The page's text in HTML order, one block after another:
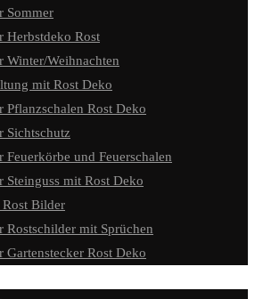
Sommer
Herbstdeko Rost
Winter/Weihnachten
mit Rost Deko
Pflanzschalen Rost Deko
Sichtschutz
Feuerkörbe und Feuerschalen
Steinguss mit Rost Deko
Bilder
Rostschilder mit Sprüchen
Gartenstecker Rost Deko